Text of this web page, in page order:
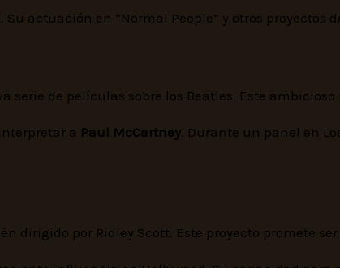
actuación en “Normal People” y otros
de películas sobre los Beatles. Este
a Paul McCartney. Durante un panel en
dirigido por Ridley Scott. Este proyecto